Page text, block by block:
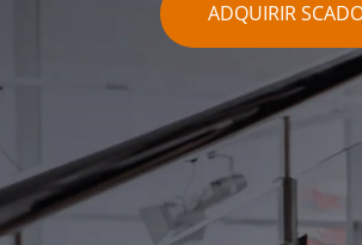
ADQUIRIR